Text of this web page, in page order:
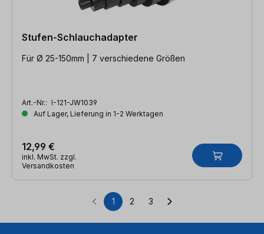
Stufen-Schlauchadapter
Für Ø 25-150mm | 7 verschiedene Größen
Art.-Nr.: I-121-JW1039
Auf Lager, Lieferung in 1-2 Werktagen
12,99 €
inkl. MwSt. zzgl.
Versandkosten
Seite
1 Seite
2 Seite
3